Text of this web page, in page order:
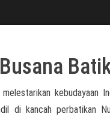
kebudayaan
di kancah perbatikan